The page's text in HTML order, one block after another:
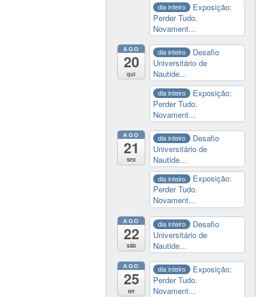
dia inteiro
Exposição:
Perder Tudo.
Novament...
AGO
20
qui
dia inteiro
Desafio
Universitário de
Nautide...
dia inteiro
Exposição:
Perder Tudo.
Novament...
AGO
21
sex
dia inteiro
Desafio
Universitário de
Nautide...
dia inteiro
Exposição:
Perder Tudo.
Novament...
AGO
22
sáb
dia inteiro
Desafio
Universitário de
Nautide...
AGO
25
ter
dia inteiro
Exposição:
Perder Tudo.
Novament...